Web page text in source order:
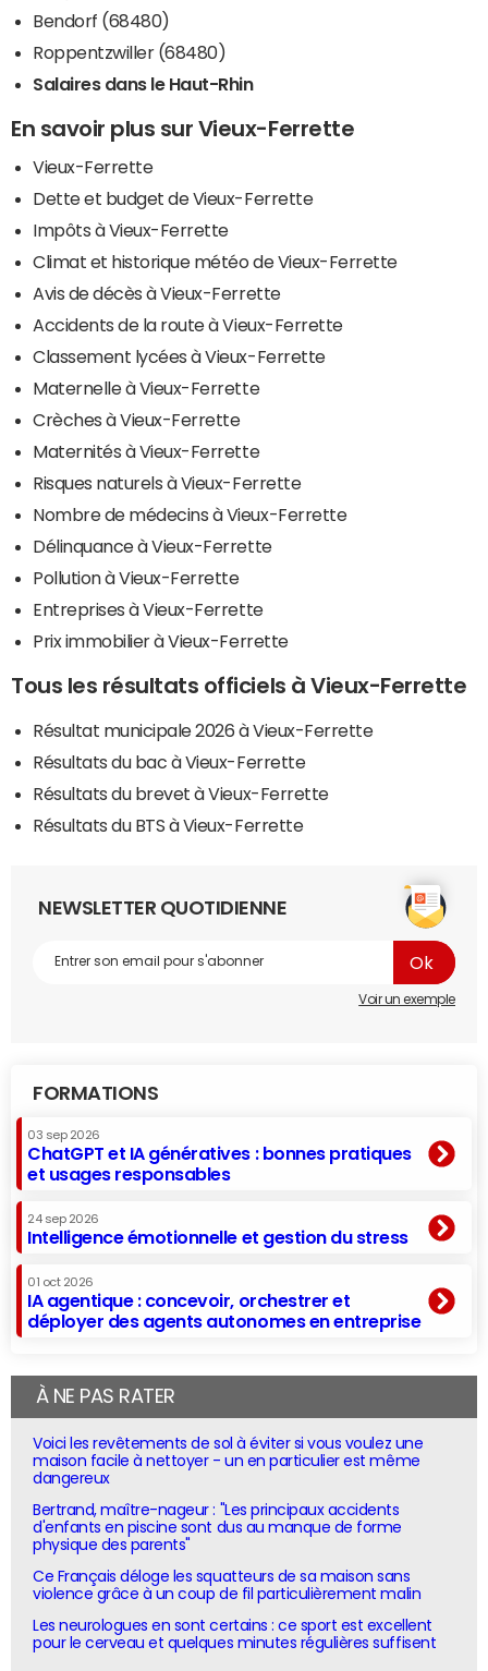
Bendorf (68480)
Roppentzwiller (68480)
Salaires dans le Haut-Rhin
En savoir plus sur Vieux-Ferrette
Vieux-Ferrette
Dette et budget de Vieux-Ferrette
Impôts à Vieux-Ferrette
Climat et historique météo de Vieux-Ferrette
Avis de décès à Vieux-Ferrette
Accidents de la route à Vieux-Ferrette
Classement lycées à Vieux-Ferrette
Maternelle à Vieux-Ferrette
Crèches à Vieux-Ferrette
Maternités à Vieux-Ferrette
Risques naturels à Vieux-Ferrette
Nombre de médecins à Vieux-Ferrette
Délinquance à Vieux-Ferrette
Pollution à Vieux-Ferrette
Entreprises à Vieux-Ferrette
Prix immobilier à Vieux-Ferrette
Tous les résultats officiels à Vieux-Ferrette
Résultat municipale 2026 à Vieux-Ferrette
Résultats du bac à Vieux-Ferrette
Résultats du brevet à Vieux-Ferrette
Résultats du BTS à Vieux-Ferrette
NEWSLETTER QUOTIDIENNE
Voir un exemple
FORMATIONS
03 sep 2026
ChatGPT et IA génératives : bonnes pratiques
et usages responsables
24 sep 2026
Intelligence émotionnelle et gestion du stress
01 oct 2026
IA agentique : concevoir, orchestrer et
déployer des agents autonomes en entreprise
À NE PAS RATER
Voici les revêtements de sol à éviter si vous voulez une
maison facile à nettoyer - un en particulier est même
dangereux
Bertrand, maître-nageur : "Les principaux accidents
d'enfants en piscine sont dus au manque de forme
physique des parents"
Ce Français déloge les squatteurs de sa maison sans
violence grâce à un coup de fil particulièrement malin
Les neurologues en sont certains : ce sport est excellent
pour le cerveau et quelques minutes régulières suffisent